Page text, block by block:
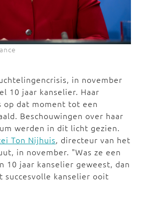
in november
10 jaar kanselier. Haar
op dat moment tot een
Beschouwingen over haar
werden in dit licht gezien.
Ton Nijhuis, directeur van het
in november. "Was ze een
10 jaar kanselier geweest, dan
succesvolle kanselier ooit